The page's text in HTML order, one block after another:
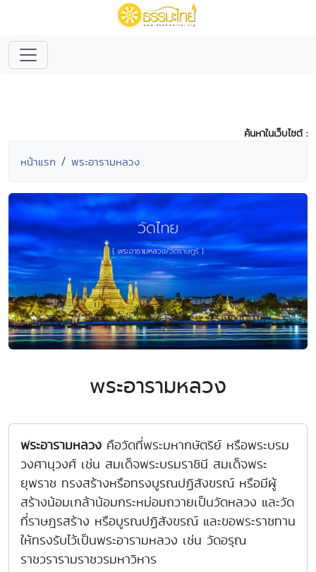
ค้นหาในเว็บไซต์ :
หน้าแรก พระอารามหลวง
พระอารามหลวง
พระอารามหลวง คือวัดที่พระมหากษัตริย์ หรือพระบรม
วงศานุวงศ์ เช่น สมเด็จพระบรมราชินี สมเด็จพระ
ยุพราช ทรงสร้างหรือทรงบูรณปฏิสังขรณ์ หรือมีผู้
สร้างน้อมเกล้าน้อมกระหม่อมถวายเป็นวัดหลวง และวัด
ที่ราษฎรสร้าง หรือบูรณปฏิสังขรณ์ และขอพระราชทาน
ให้ทรงรับไว้เป็นพระอารามหลวง เช่น วัดอรุณ
ราชวรารามราชวรมหาวิหาร